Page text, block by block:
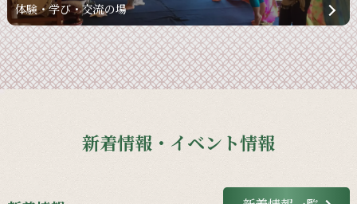
体験・学び・交流の場
新着情報・イベント情報